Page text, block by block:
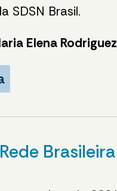
SDSN Brasil.
Elena Rodriguez